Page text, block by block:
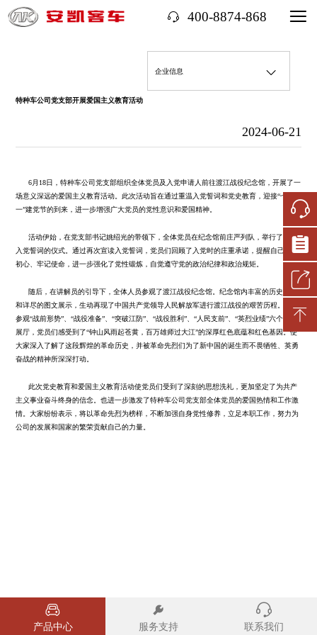
400-8874-868
产品中心 服务支持 联系我们
企业信息
机构领导
经营情况
国有资产保值增值
企业年度报告
重大项目安排
大额资金运作
社会公益
帮扶乡村振兴
监督渠道
监督渠道及结果反馈
应急管理
企业党建
主题教育
二十届三中全会
二十大
其他事项
子公司信息公开
特种车公司党支部开展爱国主义教育活动
2024-06-21
6月18日，特种车公司党支部组织全体党员及入党申请人前往渡江战役纪念馆，开展了一
场意义深远的爱国主义教育活动。此次活动旨在通过重温入党誓词和党史教育，迎接“七
一”建党节的到来，进一步增强广大党员的党性意识和爱国精神。
活动伊始，在党支部书记姚绍光的带领下，全体党员在纪念馆前庄严列队，举行了重温
入党誓词的仪式。通过再次宣读入党誓词，党员们回顾了入党时的庄重承诺，提醒自己不忘
初心、牢记使命，进一步强化了党性锻炼，自觉遵守党的政治纪律和政治规矩。
随后，在讲解员的引导下，全体人员参观了渡江战役纪念馆。纪念馆内丰富的历史资料
和详尽的图文展示，生动再现了中国共产党领导人民解放军进行渡江战役的艰苦历程。通过
参观“战前形势”、“战役准备”、“突破江防”、“战役胜利”、“人民支前”、“英烈业绩”六个主题
展厅，党员们感受到了“钟山风雨起苍黄，百万雄师过大江”的深厚红色底蕴和红色基因。使
大家深入了解了这段辉煌的革命历史，并被革命先烈们为了新中国的诞生而不畏牺牲、英勇
奋战的精神所深深打动。
此次党史教育和爱国主义教育活动使党员们受到了深刻的思想洗礼，更加坚定了为共产
主义事业奋斗终身的信念。也进一步激发了特种车公司党支部全体党员的爱国热情和工作激
情。大家纷纷表示，将以革命先烈为榜样，不断加强自身党性修养，立足本职工作，努力为
公司的发展和国家的繁荣贡献自己的力量。